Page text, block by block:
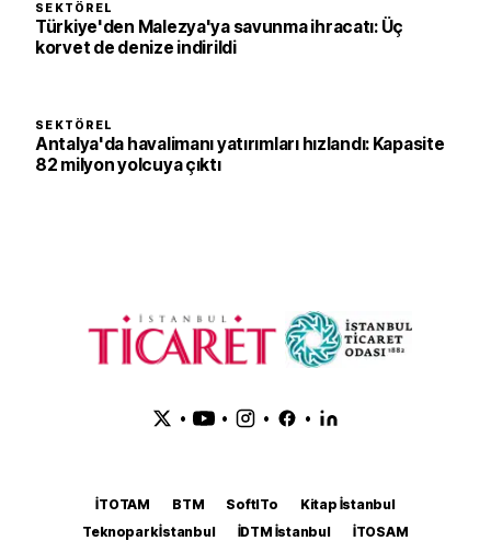
SEKTÖREL
Türkiye'den Malezya'ya savunma ihracatı: Üç
korvet de denize indirildi
SEKTÖREL
Antalya'da havalimanı yatırımları hızlandı: Kapasite
82 milyon yolcuya çıktı
• • • •
İTOTAM BTM SoftITo
Kitap İstanbul
Teknopark İstanbul
İDTM İstanbul
İTOSAM